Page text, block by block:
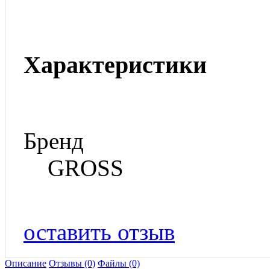
Характеристики
Бренд
GROSS
оставить отзыв
Описание Отзывы (0) Файлы (0)